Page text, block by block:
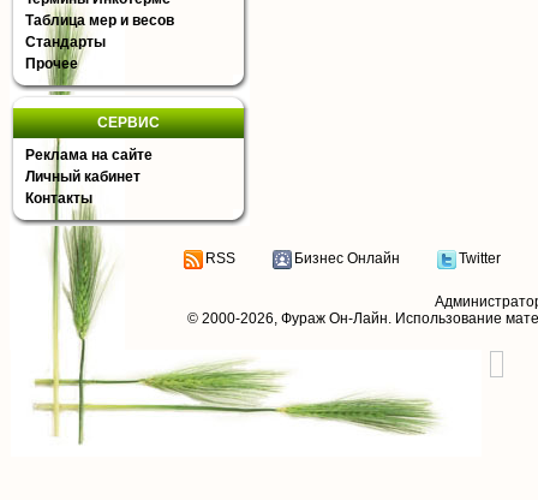
Таблица мер и весов
Стандарты
Прочее
СЕРВИС
Реклама на сайте
Личный кабинет
Контакты
RSS Бизнес Онлайн Twitter
© 2000-2026, Фураж Он-Лайн. Использование